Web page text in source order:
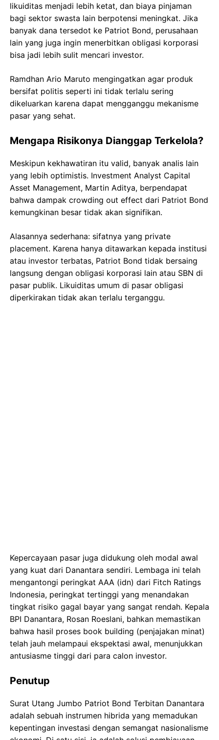
likuiditas menjadi lebih ketat, dan biaya pinjaman
bagi sektor swasta lain berpotensi meningkat. Jika
banyak dana tersedot ke Patriot Bond, perusahaan
lain yang juga ingin menerbitkan obligasi korporasi
bisa jadi lebih sulit mencari investor.
Ramdhan Ario Maruto mengingatkan agar produk
bersifat politis seperti ini tidak terlalu sering
dikeluarkan karena dapat mengganggu mekanisme
pasar yang sehat.
Mengapa Risikonya Dianggap Terkelola?
Meskipun kekhawatiran itu valid, banyak analis lain
yang lebih optimistis. Investment Analyst Capital
Asset Management, Martin Aditya, berpendapat
bahwa dampak crowding out effect dari Patriot Bond
kemungkinan besar tidak akan signifikan.
Alasannya sederhana: sifatnya yang private
placement. Karena hanya ditawarkan kepada institusi
atau investor terbatas, Patriot Bond tidak bersaing
langsung dengan obligasi korporasi lain atau SBN di
pasar publik. Likuiditas umum di pasar obligasi
diperkirakan tidak akan terlalu terganggu.
Kepercayaan pasar juga didukung oleh modal awal
yang kuat dari Danantara sendiri. Lembaga ini telah
mengantongi peringkat AAA (idn) dari Fitch Ratings
Indonesia, peringkat tertinggi yang menandakan
tingkat risiko gagal bayar yang sangat rendah. Kepala
BPI Danantara, Rosan Roeslani, bahkan memastikan
bahwa hasil proses book building (penjajakan minat)
telah jauh melampaui ekspektasi awal, menunjukkan
antusiasme tinggi dari para calon investor.
Penutup
Surat Utang Jumbo Patriot Bond Terbitan Danantara
adalah sebuah instrumen hibrida yang memadukan
kepentingan investasi dengan semangat nasionalisme